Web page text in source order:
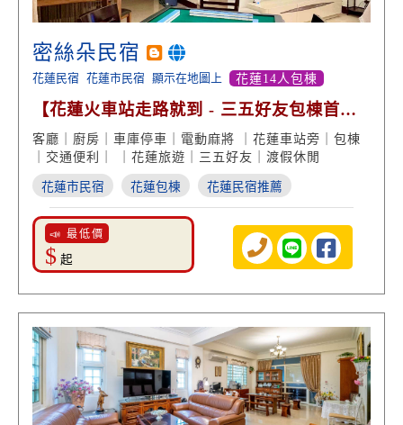
密絲朵民宿
花蓮民宿 花蓮市民宿 顯示在地圖上 花蓮14人包棟
【花蓮火車站走路就到 - 三五好友包棟首
推】
客廳｜廚房｜車庫停車｜電動麻將 ｜花蓮車站旁｜包棟
｜交通便利｜ ｜花蓮旅遊｜三五好友｜渡假休閒
花蓮市民宿 花蓮包棟 花蓮民宿推薦
📣 最低價
$ 起